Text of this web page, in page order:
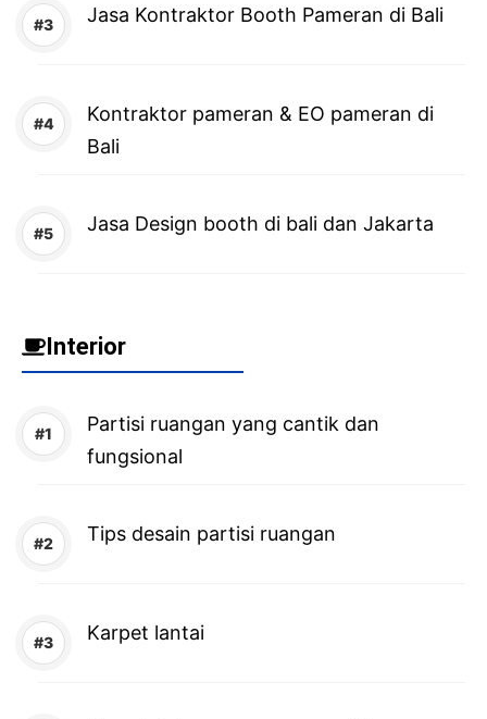
Jasa Kontraktor Booth Pameran di Bali
Kontraktor pameran & EO pameran di
Bali
Jasa Design booth di bali dan Jakarta
Interior
Partisi ruangan yang cantik dan
fungsional
Tips desain partisi ruangan
Karpet lantai